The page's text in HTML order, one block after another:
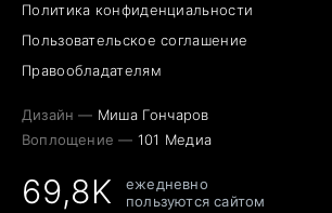
Политика конфиденциальности
Пользовательское соглашение
Правообладателям
Дизайн — Миша Гончаров
Воплощение — 101 Медиа
69,8K
ежедневно
пользуются сайтом